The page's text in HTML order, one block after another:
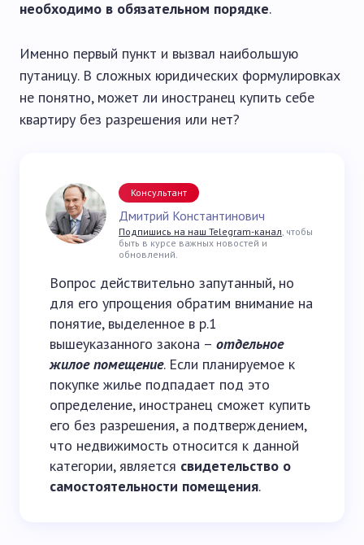
необходимо в обязательном порядке.
Именно первый пункт и вызвал наибольшую
путаницу. В сложных юридических формулировках
не понятно, может ли иностранец купить себе
квартиру без разрешения или нет?
Консультант
Дмитрий Константинович
Подпишись на наш Telegram-канал, чтобы
быть в курсе важных новостей и
обновлений.
Вопрос действительно запутанный, но
для его упрощения обратим внимание на
понятие, выделенное в p.1
вышеуказанного закона – отдельное
жилое помещение. Если планируемое к
покупке жилье подпадает под это
определение, иностранец сможет купить
его без разрешения, а подтверждением,
что недвижимость относится к данной
категории, является свидетельство о
самостоятельности помещения.